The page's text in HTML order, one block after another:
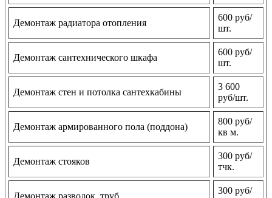
Демонтаж радиатора отопления
600 руб/
шт.
Демонтаж сантехнического шкафа
600 руб/
шт.
Демонтаж стен и потолка сантехкабины
3 600
руб/шт.
Демонтаж армированного пола (поддона)
800 руб/
кв м.
Демонтаж стояков
300 руб/
тчк.
300 руб/